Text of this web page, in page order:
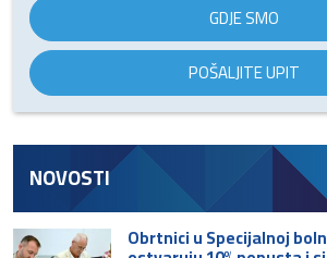
GDJE SMO
POŠALJITE UPIT
NOVOSTI
Obrtnici u Specijalnoj